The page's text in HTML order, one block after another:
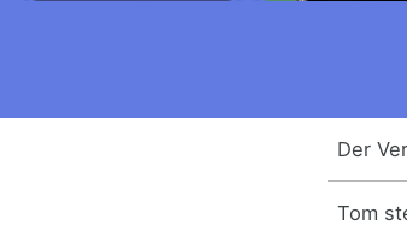
Der
Tom